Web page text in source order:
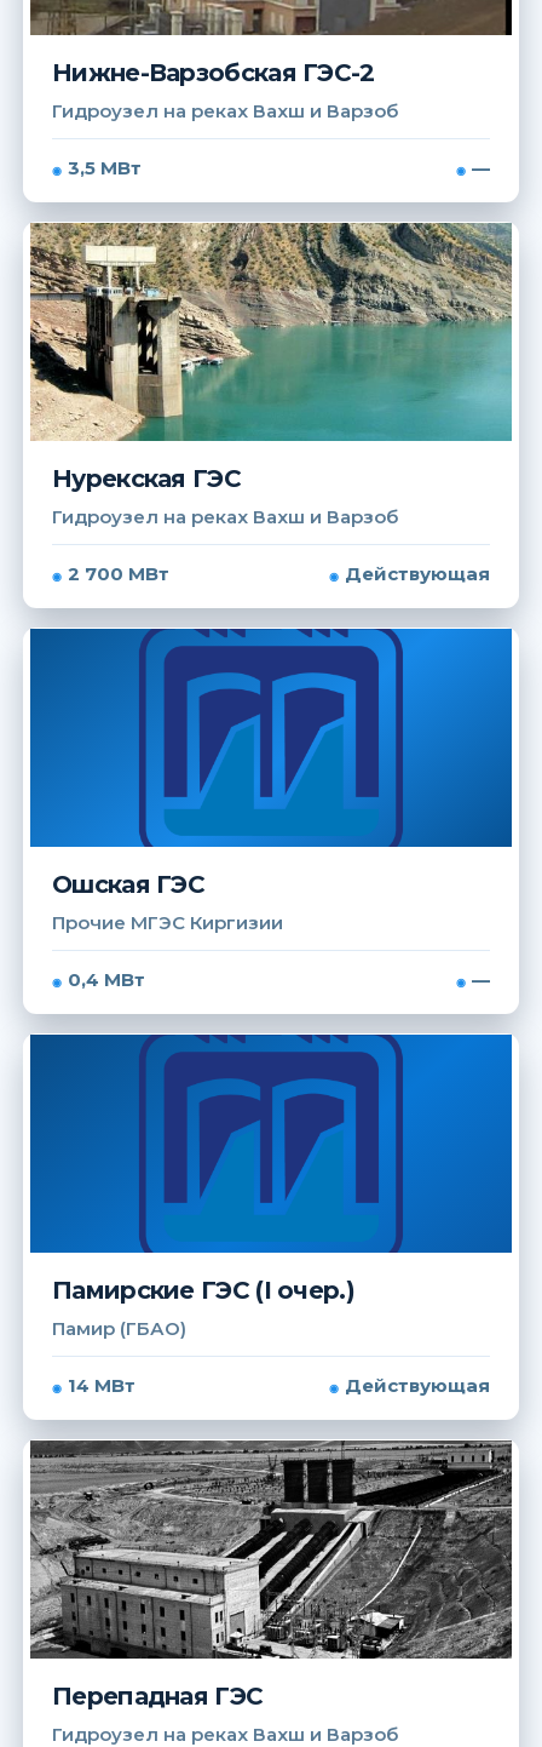
Нижне-Варзобская ГЭС-2
Гидроузел на реках Вахш и Варзоб
3,5 МВт —
Нурекская ГЭС
Гидроузел на реках Вахш и Варзоб
2 700 МВт Действующая
Ошская ГЭС
Прочие МГЭС Киргизии
0,4 МВт —
Памирские ГЭС (I очер.)
Памир (ГБАО)
14 МВт Действующая
Перепадная ГЭС
Гидроузел на реках Вахш и Варзоб